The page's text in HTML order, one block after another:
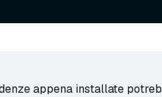
appena installate